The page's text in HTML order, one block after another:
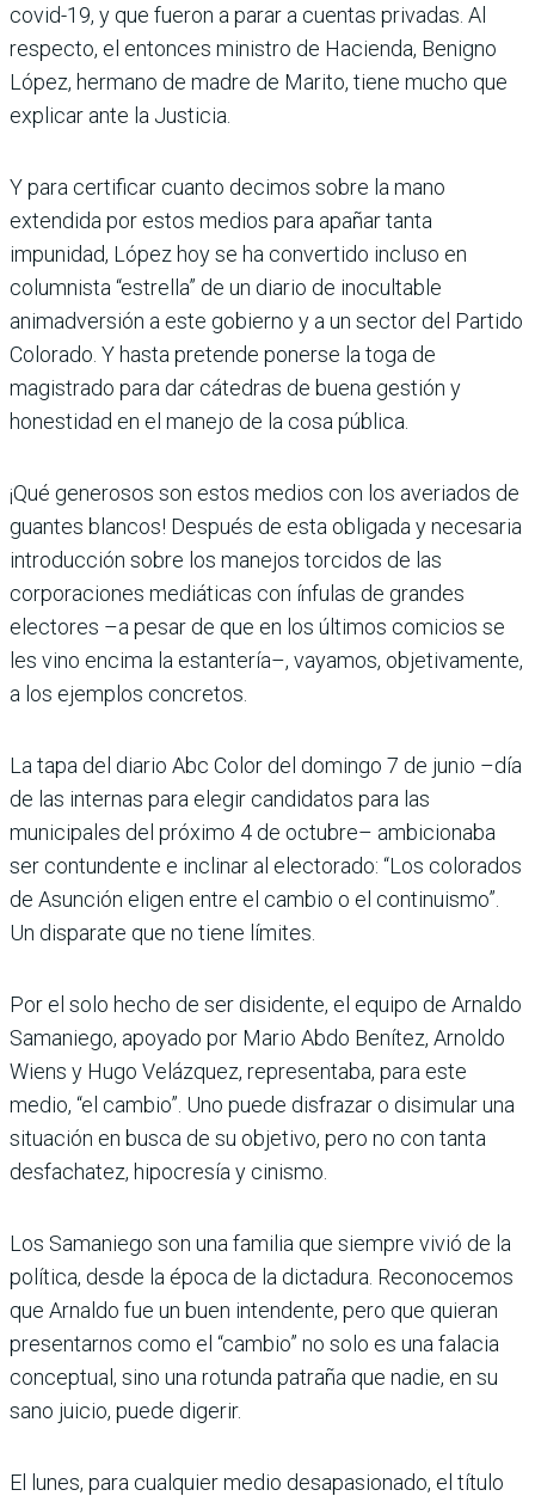
covid-19, y que fueron a parar a cuentas privadas. Al
respecto, el entonces ministro de Hacienda, Benigno
López, hermano de madre de Marito, tiene mucho que
explicar ante la Justicia.
Y para certificar cuanto decimos sobre la mano
extendida por estos medios para apañar tanta
impunidad, López hoy se ha convertido incluso en
columnista “estrella” de un diario de inocultable
animadversión a este gobierno y a un sector del Partido
Colorado. Y hasta pretende ponerse la toga de
magistrado para dar cátedras de buena gestión y
honestidad en el manejo de la cosa pública.
¡Qué generosos son estos medios con los averiados de
guantes blancos! Después de esta obligada y necesaria
introducción sobre los manejos torcidos de las
corporaciones mediáticas con ínfulas de grandes
electores –a pesar de que en los últimos comicios se
les vino encima la estantería–, vayamos, objetivamente,
a los ejemplos concretos.
La tapa del diario Abc Color del domingo 7 de junio –día
de las internas para elegir candidatos para las
municipales del próximo 4 de octubre– ambicionaba
ser contundente e inclinar al electorado: “Los colorados
de Asunción eligen entre el cambio o el continuismo”.
Un disparate que no tiene límites.
Por el solo hecho de ser disidente, el equipo de Arnaldo
Samaniego, apoyado por Mario Abdo Benítez, Arnoldo
Wiens y Hugo Velázquez, representaba, para este
medio, “el cambio”. Uno puede disfrazar o disimular una
situación en busca de su objetivo, pero no con tanta
desfachatez, hipocresía y cinismo.
Los Samaniego son una familia que siempre vivió de la
política, desde la época de la dictadura. Reconocemos
que Arnaldo fue un buen intendente, pero que quieran
presentarnos como el “cambio” no solo es una falacia
conceptual, sino una rotunda patraña que nadie, en su
sano juicio, puede digerir.
El lunes, para cualquier medio desapasionado, el título